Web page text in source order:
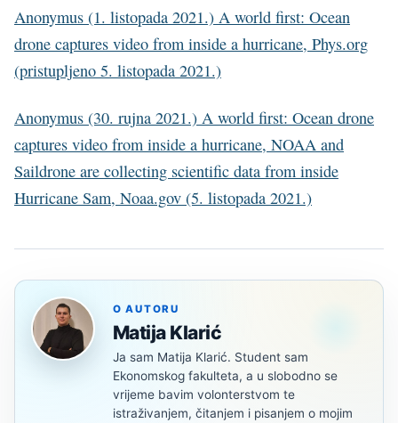
Anonymus (1. listopada 2021.) A world first: Ocean
drone captures video from inside a hurricane, Phys.org
(pristupljeno 5. listopada 2021.)
Anonymus (30. rujna 2021.) A world first: Ocean drone
captures video from inside a hurricane, NOAA and
Saildrone are collecting scientific data from inside
Hurricane Sam, Noaa.gov (5. listopada 2021.)
O AUTORU
Matija Klarić
Ja sam Matija Klarić. Student sam
Ekonomskog fakulteta, a u slobodno se
vrijeme bavim volonterstvom te
istraživanjem, čitanjem i pisanjem o mojim